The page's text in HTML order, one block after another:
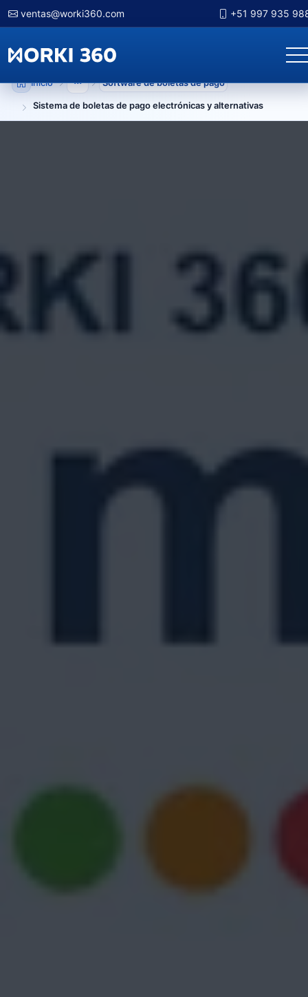
ventas@worki360.com +51 997 935
Inicio Mostrar niveles anteriores
Software de boletas de pago
Sistema de boletas de pago electrónicas y alternativas